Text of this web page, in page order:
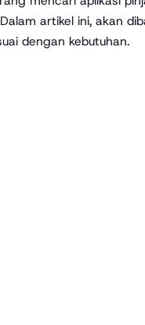
artikel ini, akan
dengan kebutuhan.